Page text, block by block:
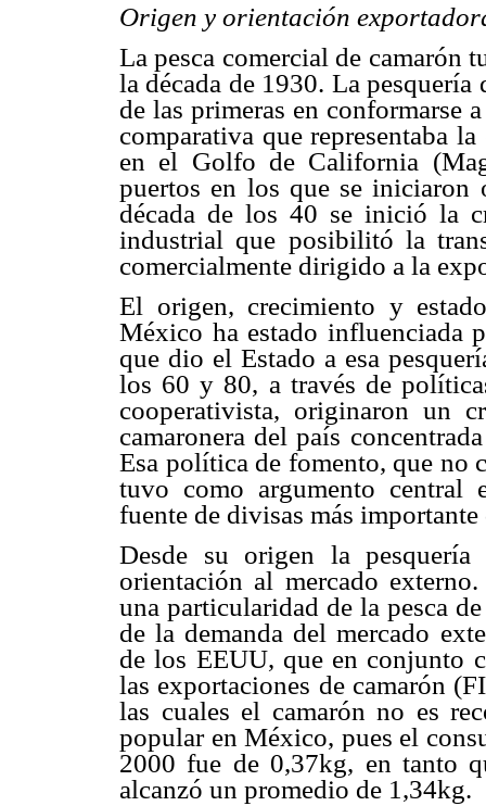
Origen y orientación
La pesca comercial de camarón
la década de 1930. La
de las primeras en conformarse
comparativa que representaba
en el Golfo de California
puertos en los que se iniciaron
década de los 40 se inició la
industrial que posibilitó la
comercialmente dirigido a la
El origen, crecimiento y
México ha estado influenciada
que dio el Estado a esa
los 60 y 80, a través de
cooperativista, originaron un
camaronera del país
Esa política de fomento, que no
tuvo como argumento central
fuente de divisas más
Desde su origen la pesquería
orientación al mercado
una particularidad de la pesca
de la demanda del mercado
de los EEUU, que en conjunto
las exportaciones de camarón
las cuales el camarón no es
popular en México, pues el
2000 fue de 0,37kg, en tanto
alcanzó un promedio de 1,34kg.